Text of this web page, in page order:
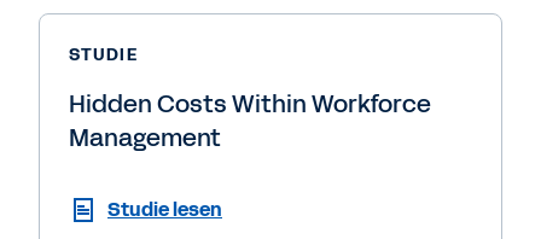
STUDIE
Hidden Costs Within Workforce
Management
Studie lesen